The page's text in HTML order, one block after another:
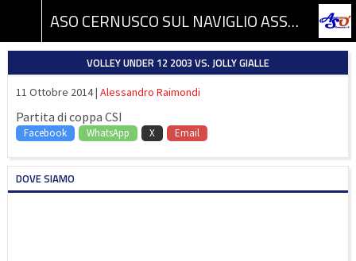
ASO CERNUSCO SUL NAVIGLIO ASSOCIAZIONE SPORTIVA DILETTANTISTICA
VOLLEY UNDER 12 2003 VS. JOLLY GIALLE
11 Ottobre 2014 | Alessandro Raimondi
Partita di coppa CSI
Facebook WhatsApp X Email
DOVE SIAMO